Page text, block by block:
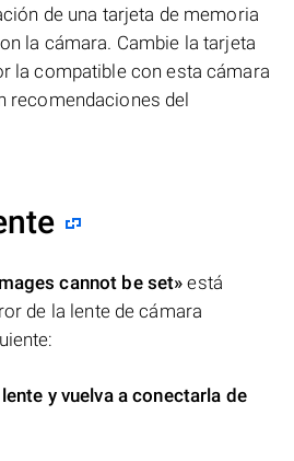
de una tarjeta de memoria
la cámara. Cambie la tarjeta
la compatible con esta cámara
recomendaciones del
cannot be set» está
de la lente de cámara
y vuelva a conectarla de